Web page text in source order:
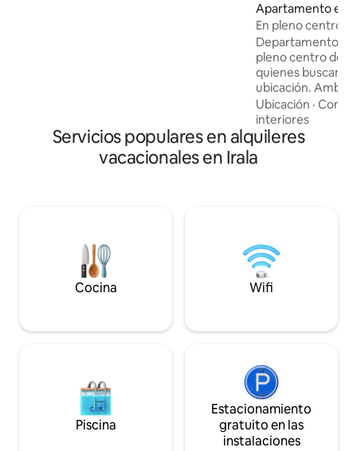
Apartamento en
En pleno centro
estrenar.
Departamento a
pleno centro de
quienes buscan
ubicación. Ambiente cálido, luminoso y
cuidadosamente
tanto para
de trabajo. Cuenta con WiFi Starlink,
Smart TV 4K con
acondicionado
Ubicación ·
interiores
Servicios populares en alquileres
vacacionales en Irala
Cocina Wifi
Piscina
Estacionamiento
gratuito en las
instalaciones